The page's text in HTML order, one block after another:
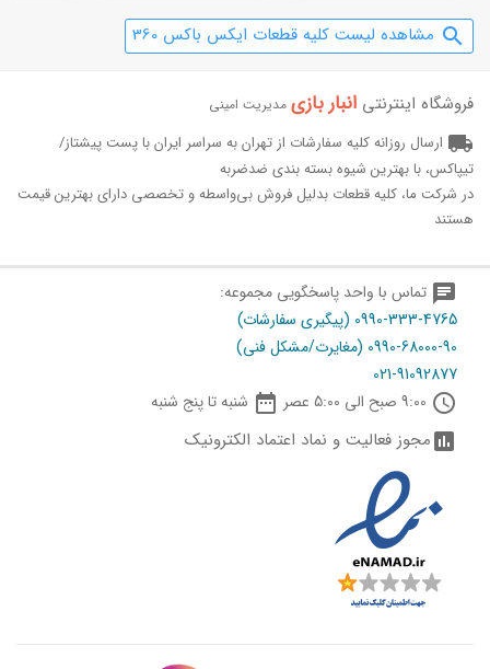
search مشاهده لیست کلیه قطعات ایکس باکس 360
فروشگاه اینترنتی انبار بازی‌ مدیریت امینی
local_shipping ارسال روزانه کلیه سفارشات از تهران به سراسر ایران با پست پیشتاز/
تیپاکس، با بهترین شیوه بسته بندی ضدضربه
در شرکت ما، کلیه قطعات بدلیل فروش بی‌واسطه و تخصصی دارای بهترین قیمت
هستند
chat تماس با واحد پاسخگویی مجموعه:
0990-333-4765 (پیگیری سفارشات)
0990-68000-90 (مغایرت/مشکل فنی)
021-91092877
schedule
 شنبه تا پنج شنبه
assessmentمجوز فعالیت و نماد اعتماد الکترونیک